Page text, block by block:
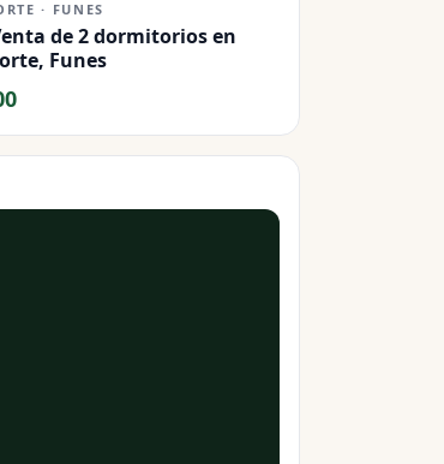
· FUNES
de 2 dormitorios en
Funes